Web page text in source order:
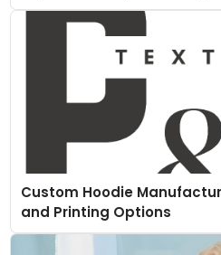
Custom Hoodie
and Printing Options